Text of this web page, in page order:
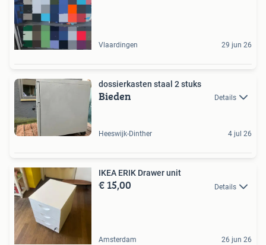
Vlaardingen 29 jun 26
dossierkasten staal 2 stuks
Bieden Details
Heeswijk-Dinther 4 jul 26
IKEA ERIK Drawer unit
€ 15,00 Details
Amsterdam 26 jun 26